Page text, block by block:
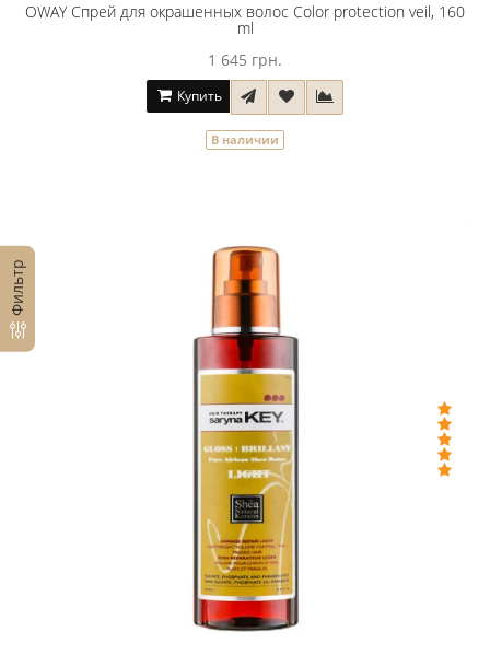
Фильтр
OWAY Спрей для окрашенных волос Сolor protection veil, 160
ml
1 645 грн.
Купить
В наличии